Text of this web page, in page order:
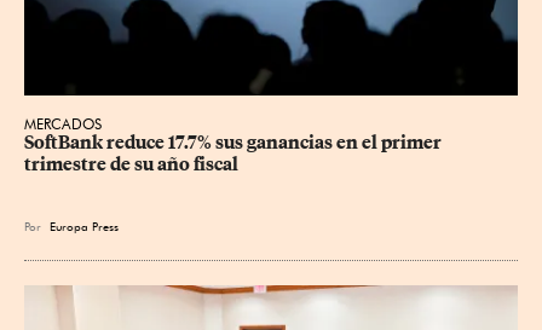
MERCADOS
SoftBank reduce 17.7% sus ganancias en el primer
trimestre de su año fiscal
Por Europa Press